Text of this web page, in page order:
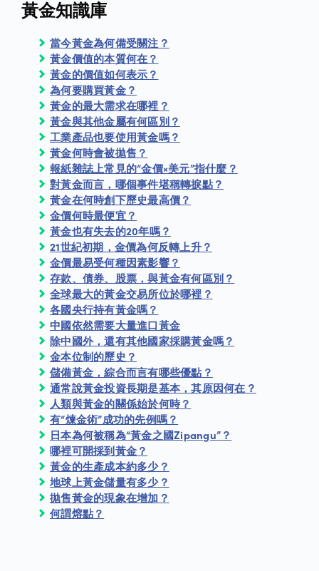
黃金知識庫
當今黃金為何備受關注？
黃金價值的本質何在？
黃金的價值如何表示？
為何要購買黃金？
黃金的最大需求在哪裡？
黃金與其他金屬有何區別？
工業產品也要使用黃金嗎？
黃金何時會被拋售？
報紙雜誌上常見的“金價×美元”指什麼？
對黃金而言，哪個事件堪稱轉捩點？
黃金在何時創下歷史最高價？
金價何時最便宜？
黃金也有失去的20年嗎？
21世紀初期，金價為何反轉上升？
金價最易受何種因素影響？
存款、債券、股票，與黃金有何區別？
全球最大的黃金交易所位於哪裡？
各國央行持有黃金嗎？
中國依然需要大量進口黃金
除中國外，還有其他國家採購黃金嗎？
金本位制的歷史？
儲備黃金，綜合而言有哪些優點？
通常說黃金投資長期是基本，其原因何在？
人類與黃金的關係始於何時？
有“煉金術”成功的先例嗎？
日本為何被稱為“黃金之國Zipangu”？
哪裡可開採到黃金？
黃金的生產成本約多少？
地球上黃金儲量有多少？
拋售黃金的現象在增加？
何謂熔點？